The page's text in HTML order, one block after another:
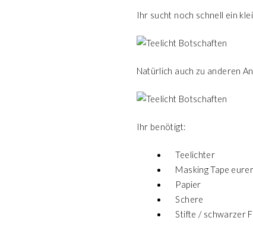
Ihr sucht noch schnell ein
Natürlich auch zu anderen
Ihr benötigt:
Teelichter
Masking Tape
Papier
Schere
Stifte / schwarzer